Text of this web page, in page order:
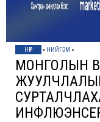
НҮҮР » НИЙГЭМ »
МОНГОЛЫН